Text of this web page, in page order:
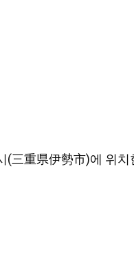
(三重県伊勢市)에 위치